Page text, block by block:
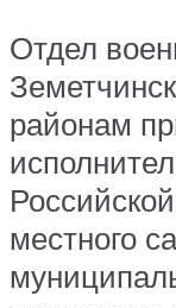
Отдел
районам
местного